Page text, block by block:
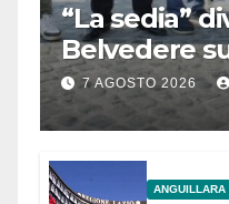
“La sedia”
Belvedere
Bracciano:
7 AGOSTO 2026
ANGUILLARA